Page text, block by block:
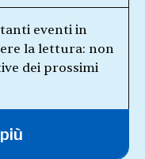
eventi in
la lettura: non
dei prossimi